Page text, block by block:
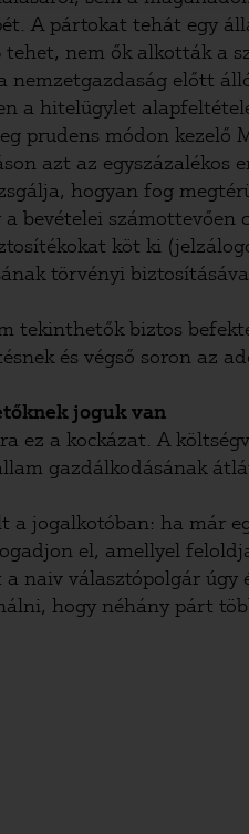
A pártokat tehát egy
nem ők alkották a
előtt
a hitelügylet
prudens módon
azt az
hogyan fog
bevételei
köt ki
törvényi
biztos
és végső soron az
joguk van
a kockázat. A
gazdálkodásának
jogalkotóban: ha már
el, amellyel
naiv választópolgár
hogy néhány párt